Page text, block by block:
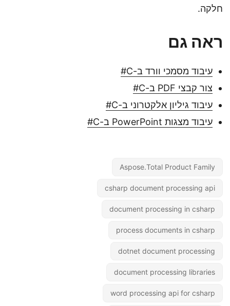
חלקה.
ראה גם
עיבוד מסמכי וורד ב-C#
צור קבצי PDF ב-C#
עיבוד גיליון אלקטרוני ב-C#
עיבוד מצגות PowerPoint ב-C#
Aspose.Total Product Family
csharp document processing api
document processing in csharp
process documents in csharp
dotnet document processing
document processing libraries
word processing api for csharp